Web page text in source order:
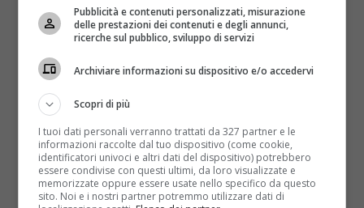
del mondo per onorare e fare coraggio a tutti coloro
che aspettano nella speranza di ricever “quel dono”.
Stefania, 40 anni, ha scritto una lettera a
per condividere e diffondere la dolorosa storia di suo
giorno prima aveva condotto una vita normale.
Alessio giocava a calcio e andava in bici proprio come
tutti i ragazzi della sua età ma il 27 luglio,
all’improvviso, ha accusato un malessere.La notte
successiva fu la volta di un’ischemia celebrale
Pubblicità e contenuti personalizzati, misurazione
delle prestazioni dei contenuti e degli annunci,
ricerche sul pubblico, sviluppo di servizi
Archiviare informazioni su dispositivo e/o accedervi
Scopri di più
I tuoi dati personali verranno trattati da 327 partner e le
informazioni raccolte dal tuo dispositivo (come cookie,
identificatori univoci e altri dati del dispositivo) potrebbero
essere condivise con questi ultimi, da loro visualizzate e
memorizzate oppure essere usate nello specifico da questo
sito. Noi e i nostri partner potremmo utilizzare dati di